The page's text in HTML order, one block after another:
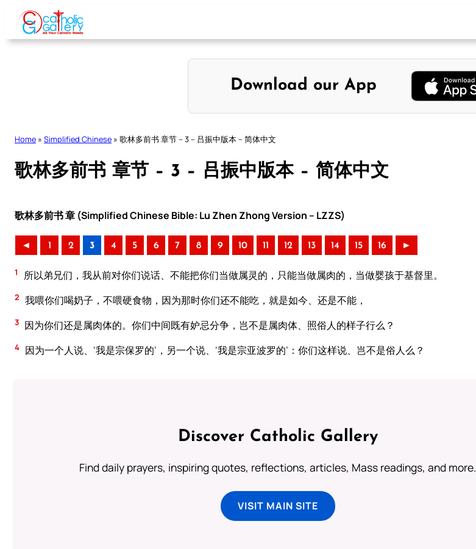
Skip
content
Download our App
Home » Simplified Chinese » 歌林多前书 章节 – 3 – 吕振中版本 – 简体中文
歌林多前书 章节 – 3 – 吕振中版本 – 简体中文
歌林多前书 章 (Simplified Chinese Bible: Lu Zhen Zhong Version – LZZS)
◄ 1 2 3 4 5 6 7 8 9 10 11 12 13 14 15 16 ►
1 所以弟兄们，我从前对你们说话、不能把你们当做属灵的，只能当做属肉的，当做婴孩于基督里。
2 我喂你们喝奶子，不喂硬食物，因为那时你们还不能吃，就是如今、还是不能，
3 因为你们还是属肉体的。你们中间既有妒忌分争，岂不是属肉体、照俗人的样子行么？
4 因为一个人说、‘我是宗保罗的’，另一个说、‘我是宗亚波罗的’：你们这样说、岂不是俗人么？
Discover Catholic Gallery
Find daily prayers, inspiring quotes, reflections, articles, Mass readings, and more.
VISIT MAIN SITE